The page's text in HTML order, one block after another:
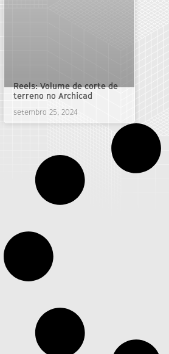
Reels: Volume de corte de
terreno no Archicad
setembro 25, 2024